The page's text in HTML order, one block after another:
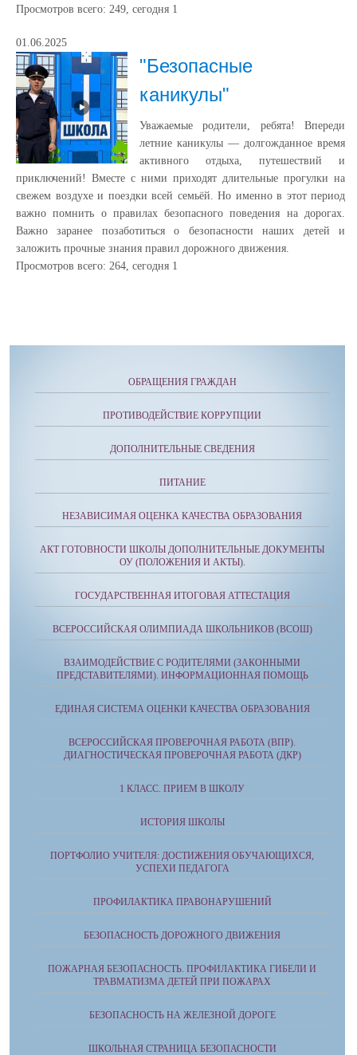
Просмотров всего: 249, сегодня 1
01.06.2025
"Безопасные
каникулы"
Уважаемые родители, ребята! Впереди
летние каникулы — долгожданное время
активного отдыха, путешествий и
приключений! Вместе с ними приходят длительные прогулки на
свежем воздухе и поездки всей семьёй. Но именно в этот период
важно помнить о правилах безопасного поведения на дорогах.
Важно заранее позаботиться о безопасности наших детей и
заложить прочные знания правил дорожного движения.
Просмотров всего: 264, сегодня 1
ОБРАЩЕНИЯ ГРАЖДАН
ПРОТИВОДЕЙСТВИЕ КОРРУПЦИИ
ДОПОЛНИТЕЛЬНЫЕ СВЕДЕНИЯ
ПИТАНИЕ
НЕЗАВИСИМАЯ ОЦЕНКА КАЧЕСТВА ОБРАЗОВАНИЯ
АКТ ГОТОВНОСТИ ШКОЛЫ ДОПОЛНИТЕЛЬНЫЕ ДОКУМЕНТЫ
ОУ (ПОЛОЖЕНИЯ И АКТЫ).
ГОСУДАРСТВЕННАЯ ИТОГОВАЯ АТТЕСТАЦИЯ
ВСЕРОССИЙСКАЯ ОЛИМПИАДА ШКОЛЬНИКОВ (ВСОШ)
ВЗАИМОДЕЙСТВИЕ С РОДИТЕЛЯМИ (ЗАКОННЫМИ
ПРЕДСТАВИТЕЛЯМИ). ИНФОРМАЦИОННАЯ ПОМОЩЬ
ЕДИНАЯ СИСТЕМА ОЦЕНКИ КАЧЕСТВА ОБРАЗОВАНИЯ
ВСЕРОССИЙСКАЯ ПРОВЕРОЧНАЯ РАБОТА (ВПР).
ДИАГНОСТИЧЕСКАЯ ПРОВЕРОЧНАЯ РАБОТА (ДКР)
1 КЛАСС. ПРИЕМ В ШКОЛУ
ИСТОРИЯ ШКОЛЫ
ПОРТФОЛИО УЧИТЕЛЯ: ДОСТИЖЕНИЯ ОБУЧАЮЩИХСЯ,
УСПЕХИ ПЕДАГОГА
ПРОФИЛАКТИКА ПРАВОНАРУШЕНИЙ
БЕЗОПАСНОСТЬ ДОРОЖНОГО ДВИЖЕНИЯ
ПОЖАРНАЯ БЕЗОПАСНОСТЬ. ПРОФИЛАКТИКА ГИБЕЛИ И
ТРАВМАТИЗМА ДЕТЕЙ ПРИ ПОЖАРАХ
БЕЗОПАСНОСТЬ НА ЖЕЛЕЗНОЙ ДОРОГЕ
ШКОЛЬНАЯ СТРАНИЦА БЕЗОПАСНОСТИ